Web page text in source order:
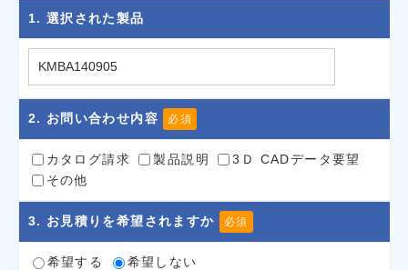
1. 選択された製品
2. お問い合わせ内容 必須
カタログ請求 製品説明
3Ｄ CADデータ要望
その他
3. お見積りを希望されますか 必須
希望する 希望しない